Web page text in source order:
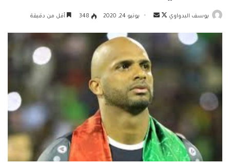
يوسف البدواوي
تابعأرسل
إلكترونيا
يونيو 24, 2020 348 أقل من دقيقة